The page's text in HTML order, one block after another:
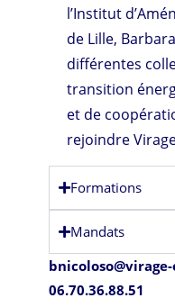
l’Institut
de Lille,
différentes
transition
et de
rejoindre
Formations
Mandats
06.70.36.88.51